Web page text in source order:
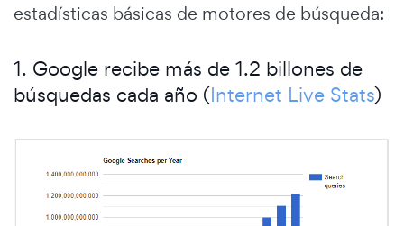
estadísticas básicas de motores de búsqueda:
1. Google recibe más de 1.2 billones de
búsquedas cada año (Internet Live Stats)